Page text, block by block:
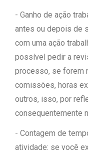
- Ganho de ação
antes ou depois de
com uma ação
possível pedir a
processo, se forem
comissões, horas
outros, isso, por
consequentemente
- Contagem de
atividade: se você